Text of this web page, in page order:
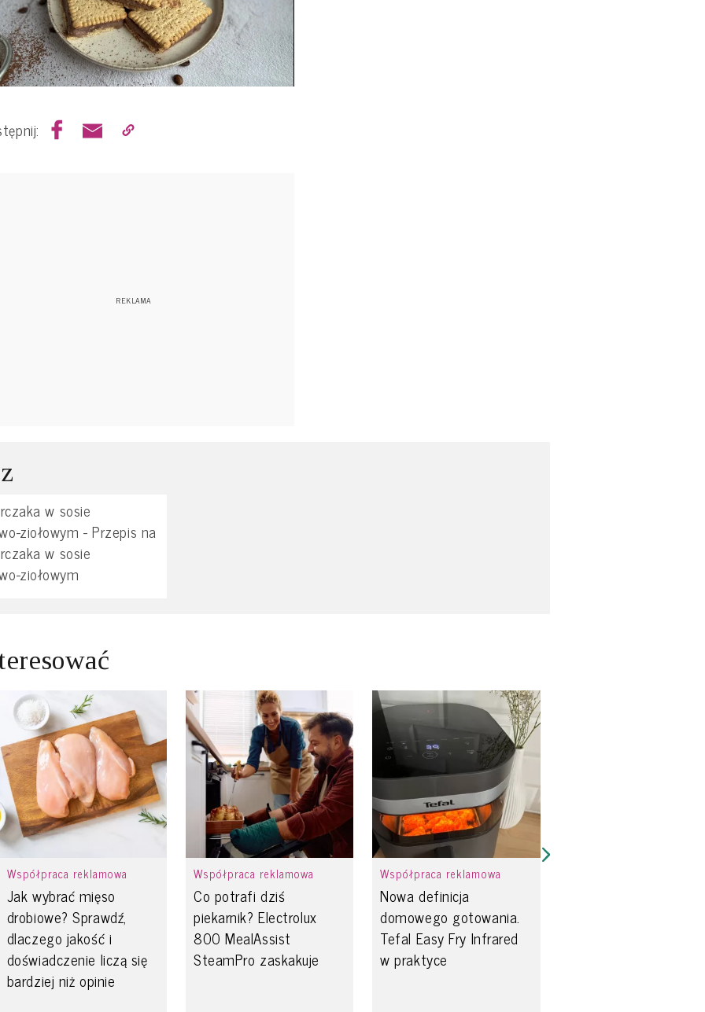
w sosie
ziołowym - Przepis na
w sosie
ziołowym
Współpraca reklamowa
Jak wybrać mięso
drobiowe? Sprawdź,
dlaczego jakość i
doświadczenie liczą się
bardziej niż opinie
Współpraca reklamowa
Co potrafi dziś
piekarnik? Electrolux
800 MealAssist
SteamPro zaskakuje
Współpraca reklamowa
Nowa definicja
domowego gotowania.
Tefal Easy Fry Infrared
w praktyce